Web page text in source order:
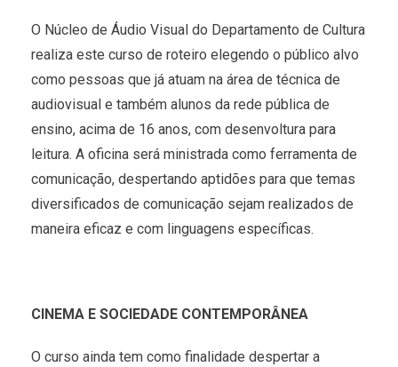
O Núcleo de Áudio Visual do Departamento de Cultura
realiza este curso de roteiro elegendo o público alvo
como pessoas que já atuam na área de técnica de
audiovisual e também alunos da rede pública de
ensino, acima de 16 anos, com desenvoltura para
leitura. A oficina será ministrada como ferramenta de
comunicação, despertando aptidões para que temas
diversificados de comunicação sejam realizados de
maneira eficaz e com linguagens específicas.
CINEMA E SOCIEDADE CONTEMPORÂNEA
O curso ainda tem como finalidade despertar a